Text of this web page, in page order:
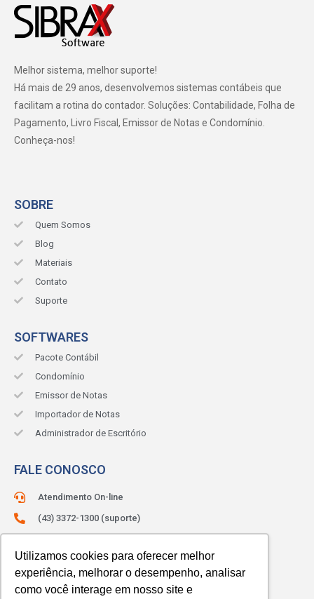
Utilizamos cookies para oferecer melhor
experiência, melhorar o desempenho, analisar
como você interage em nosso site e
Melhor sistema, melhor suporte!
Há mais de 29 anos, desenvolvemos sistemas contábeis que
facilitam a rotina do contador. Soluções: Contabilidade, Folha de
Pagamento, Livro Fiscal, Emissor de Notas e Condomínio.
Conheça-nos!
SOBRE
Quem Somos
Blog
Materiais
Contato
Suporte
SOFTWARES
Pacote Contábil
Condomínio
Emissor de Notas
Importador de Notas
Administrador de Escritório
FALE CONOSCO
Atendimento On-line
(43) 3372-1300 (suporte)
ATENDIMENTO:Segunda à sexta.
Das 8h às 12h e das 13h às 18h.